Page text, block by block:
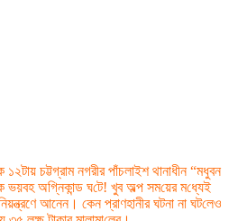
চট্টগ্রাম নগরী‌র পাঁচলাইশ থানাধীন “মধুবন
ভয়বহ অগ্নিকান্ড ঘ‌টে! খুব অল্প সম‌য়ের ম‌ধ্যেই
আনেন। কেন প্রাণহানীর ঘটনা না ঘট‌লেও